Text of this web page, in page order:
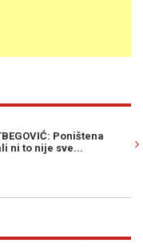
SEBIJA IZETBEGOVIĆ
AJVATOVICE: